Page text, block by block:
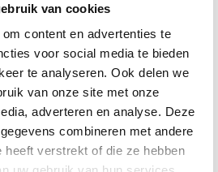
van cookies
content en advertenties te
voor social media te bieden
te analyseren. Ook delen we
van onze site met onze
adverteren en analyse. Deze
combineren met andere
heeft verstrekt of die ze hebben
/ jaar